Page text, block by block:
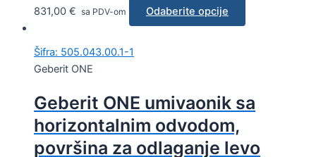
831,00 € sa PDV-om Odaberite opcije
Šifra: 505.043.00.1-1
Geberit ONE
Geberit ONE umivaonik sa
horizontalnim odvodom,
površina za odlaganje levo